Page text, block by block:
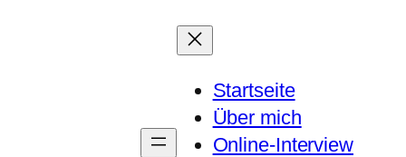
Startseite
Über mich
Online-Interview